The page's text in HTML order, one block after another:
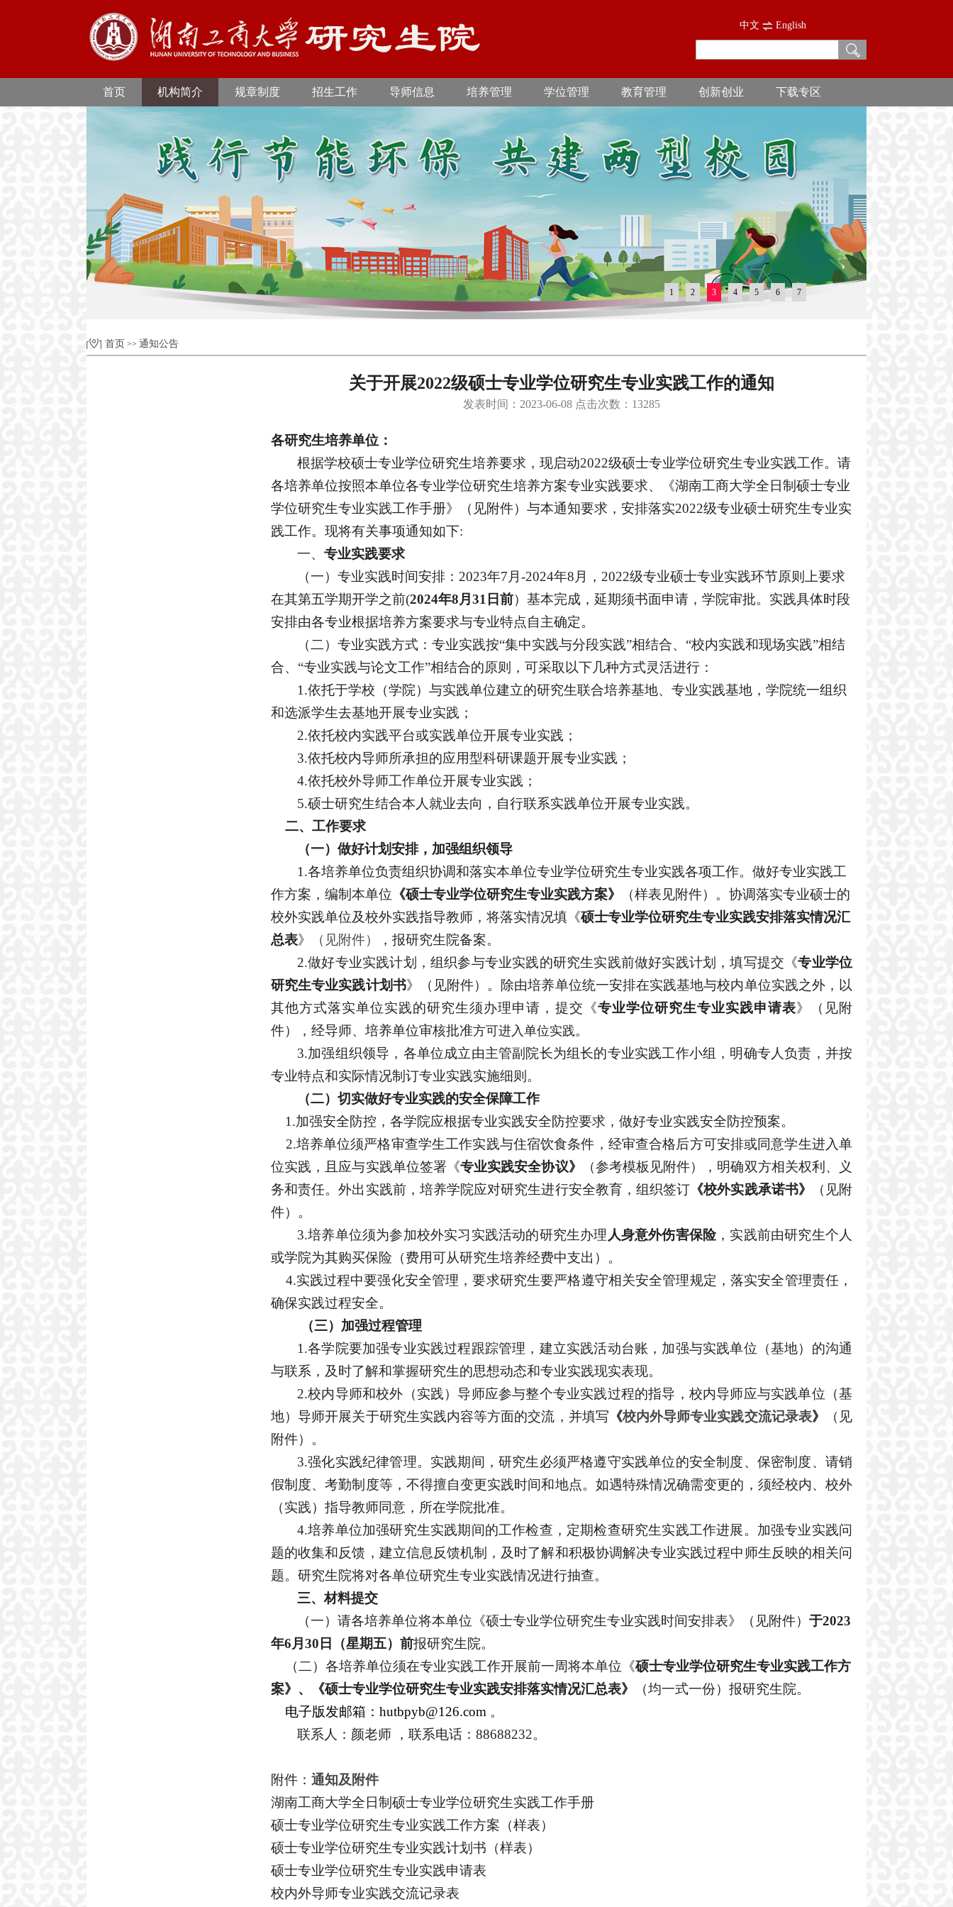
中文 English
首页 机构简介 规章制度 招生工作 导师信息 培养管理 学位管理 教育管理 创新创业 下载专区
1 2 3 4 5 6 7
首页 >> 通知公告
关于开展2022级硕士专业学位研究生专业实践工作的通知
发表时间：2023-06-08 点击次数： 13285
各研究生培养单位 ：
根据学校硕士专业学位研究生培养要求， 现启动2022级硕士专业学位研究生专业实践工作。 请
各培养单位按照本单位各专业学位研究生培养方案专业实践要求、《湖南工商大学全日制硕士专业
学位研究生专业实践工作手册》（见附件） 与本通知要求， 安排落实2022级专业硕士研究生专业实
践工作。现将有关事项通知如下:
一、 专业实践要求
（一） 专业实践时间安排 ： 2023年7月-2024年8月，2022级专业硕士专业实践环节原则上要求
在其第五学期开学之前(2024年8月31日前） 基本完成 ，延期须书面申请，学院审批。 实践具体时段
安排由各专业根据培养方案要求与专业特点自主确定。
（二） 专业实践方式： 专业实践按“集中实践与分段实践”相结合、“校内实践和现场实践”相结
合、“专业实践与论文工作”相结合的原则
， 可采取以下几种方式灵活进行 ：
1.依托于学校（学院）与实践单位建立的研究生联合培养基地、专业实践基地，学院统一组织
和选派学生去基地开展专业实践 ；
2.依托校内实践平台或实践单位开展专业实践 ；
3.依托校内导师所承担的应用型科研课题开展专业实践 ；
4.依托校外导师工作单位开展专业实践 ；
5.硕士研究生结合本人就业去向，自行联系实践单位开展专业实践。
二、工作要求
（一）做好计划安排，加强组织领导
1.各培养单位负责组织协调和落实本单位专业学位研究生专业实践各项工作。 做好专业实践工
作方案， 编制本单位 《硕士专业学位研究生专业实践方案》 （样表 见附件） 。 协调落实专业硕士的
校外实践单位及校外实践指导教师 ， 将落实情况填《硕士专业学位研究生专业实践安排落实情况汇
总表》 （见附件） ， 报研究生院备案。
2.做好专业实践计划，组织参与专业实践的研究生实践前做好实践计划，填写提交 《专业学位
研究生专业实践计划书》 （见附件）。 除由培养单位统一安排在实践基地与校内单位实践之外，以
其他方式落实单位实践的研究生须办理申请， 提交《专业学位研究生专业实践申请表》
（见附
件）
，经导师、培养单位审核批准方可进入单位实践。
3.加强组织领导，各单位成立由主管副院长为组长的专业实践工作小组，明确专人负责，并按
专业特点和实际情况制订专业实践实施细则。
（二） 切实做好专业实践的安全保障工作
1.加强安全防控， 各学院应根据专业实践安全防控要求， 做好专业实践安全防控预案。
2.培养单位须严格审查学生工作实践与住宿饮食条件，经审查合格后方可安排或同意学生进入单
位实践，且 应与实践单位签署《专业实践安全协议》
（参考模板见附件），明确双方相关权利、义
务和责任。外出实践前，培养学院应对研究生进行安全教育， 组织签订 《校外实践承诺书》
（见附
件）。
3.培养单位须为参加校外实习实践活动的研究生办理 人身意外伤害保险 ，实践前由研究生个人
或学院为其购买保险（费用可从研究生培养经费中支出）。
4.实践过程中要强化安全管理，要求研究生要严格遵守相关安全管理规定 ， 落实安全管理责任，
确保实践过程安全。
（三） 加强过程管理
1.各学院要加强专业实践过程跟踪管理，建立实践活动台账，加强与实践单位（基地）的沟通
与联系，及时了解和掌握研究生的思想动态和专业实践现实表现。
2.校内导师和校外（实践）导师应参与整个专业实践过程的指导， 校内导师应与实践单位（基
地）导师开展关于研究生实践内容等方面的交流，并填写 《校内外导师专业实践交流记录表》
（见
附件）。
3.强化实践纪律管理。 实践期间，研究生必须严格遵守实践单位的安全制度、保密制度、请销
假制度、考勤制度等， 不得擅自变更实践时间和地点。如遇特殊情况确需变更的，须经校内、校外
（实践） 指导教师同意，所在学院批准。
4.培养单位加强研究生实践期间的工作检查，定期检查研究生实践工作进展。加强专业实践问
题的收集和反馈，建立信息反馈机制，及时了解和积极协调解决专业实践过程中师生反映的相关问
题。研究生院将对各单位研究生专业实践情况进行抽查。
三、材料提交
（一） 请各培养单位将本单位《硕士专业学位研究生专业实践时间安排表》（见附件） 于2023
年6月30日（星期五）前报研究生院。
（二）各培养单位须在专业实践工作开展前一周将本单位《硕士专业学位研究生专业实践工作方
案》 、 《硕士专业学位研究生专业实践安排落实情况汇总表》 （均一式一份） 报研究生院。
电子版发邮箱 ： hutbpyb@126.com 。
联系人：颜老师 ，联系电话：88688232。
附件： 通知及附件
湖南工商大学全日制硕士专业学位研究生实践工作手册
硕士专业学位研究生专业实践工作方案（样表）
硕士专业学位研究生专业实践计划书（样表）
硕士专业学位研究生专业实践申请表
校内外导师专业实践交流记录表